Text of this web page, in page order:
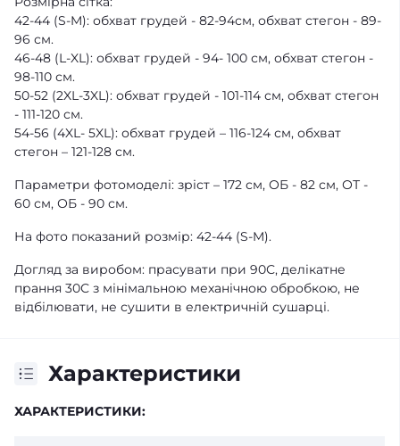
42-44 (S-M): обхват грудей - 82-94см, обхват стегон - 89-
96 см.
46-48 (L-XL): обхват грудей - 94- 100 см, обхват стегон -
98-110 см.
50-52 (2XL-3XL): обхват грудей - 101-114 см, обхват стегон
- 111-120 см.
54-56 (4XL- 5XL): обхват грудей – 116-124 см, обхват
стегон – 121-128 см.
Параметри фотомоделі: зріст – 172 см, ОБ - 82 см, ОТ -
60 см, ОБ - 90 см.
На фото показаний розмір: 42-44 (S-M).
Догляд за виробом: прасувати при 90С, делікатне
прання 30С з мінімальною механічною обробкою, не
відбілювати, не сушити в електричній сушарці.
Характеристики
ХАРАКТЕРИСТИКИ: